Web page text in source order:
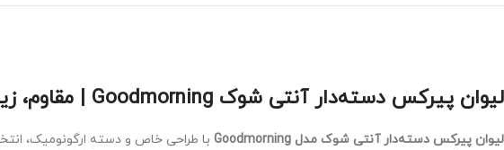
لیوان پیرکس دسته‌دار آنتی شوک Goodmorning | مقاوم، زیبا و مناسب سرو نوشیدنی‌های گرم و سرد –
لیوان پیرکس دسته‌دار آنتی شوک مدل Goodmorning
با طراحی خاص و دسته ارگونومیک،